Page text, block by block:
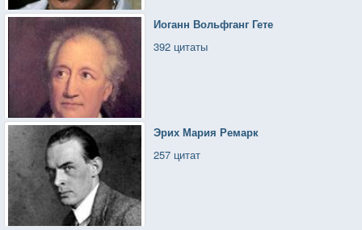
Иоганн Вольфганг Гете
392 цитаты
Эрих Мария Ремарк
257 цитат